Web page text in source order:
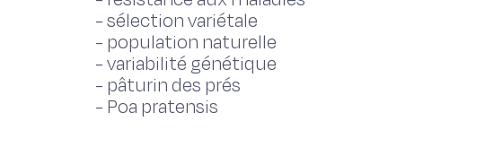
-sélection variétale
- population naturelle
-variabilité génétique
- pâturin des prés
- Poa pratensis